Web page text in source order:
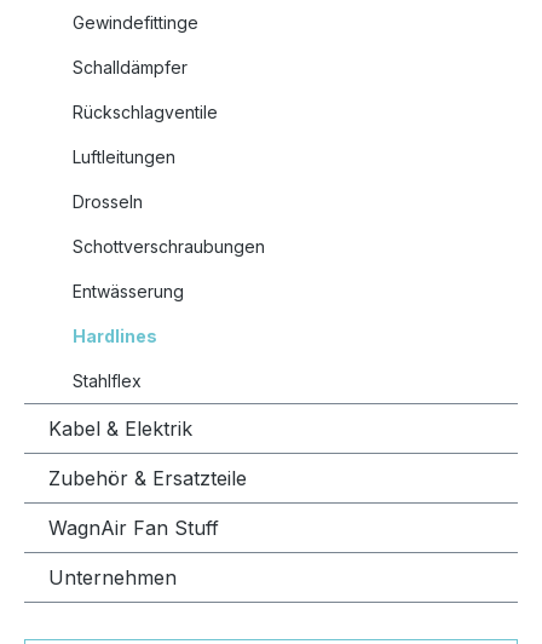
Gewindefittinge
Schalldämpfer
Rückschlagventile
Luftleitungen
Drosseln
Schottverschraubungen
Entwässerung
Hardlines
Stahlflex
Kabel & Elektrik
Zubehör & Ersatzteile
WagnAir Fan Stuff
Unternehmen